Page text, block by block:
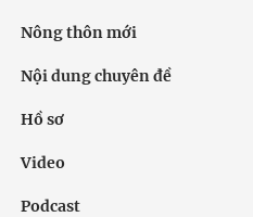
Nông thôn mới
Nội dung chuyên đề
Hồ sơ
Video
Podcast